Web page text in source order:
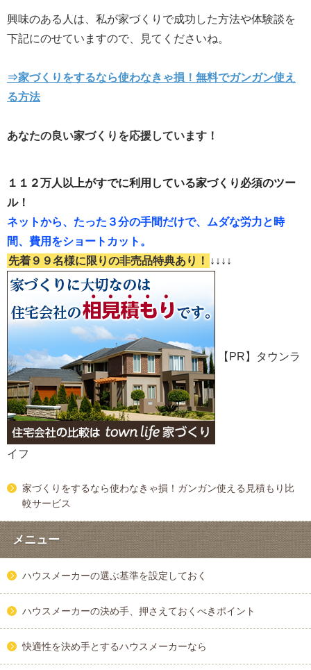
興味のある人は、私が家づくりで成功した方法や体験談を
下記にのせていますので、見てくださいね。
⇒家づくりをするなら使わなきゃ損！無料でガンガン使え
る方法
あなたの良い家づくりを応援しています！
１１２万人以上がすでに利用している家づくり必須のツー
ル！
ネットから、たった３分の手間だけで、ムダな労力と時
間、費用をショートカット。
先着９９名様に限りの非売品特典あり！ ↓↓↓↓
【PR】タウンラ
イフ
家づくりをするなら使わなきゃ損！ガンガン使える見積もり比
較サービス
メニュー
ハウスメーカーの選ぶ基準を設定しておく
ハウスメーカーの決め手、押さえておくべきポイント
快適性を決め手とするハウスメーカーなら